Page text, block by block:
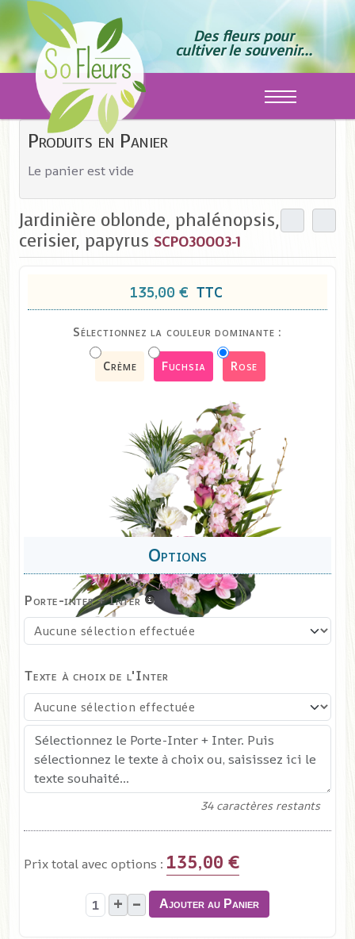
Des fleurs pour
cultiver le souvenir...
Off-Canvas
Jardinière oblonde, phalénopsis,
cerisier, papyrus SCPO30003-1
135,00 € TTC
Sélectionnez la couleur dominante :
Crème Fuchsia Rose
Porte-inter + Inter
Texte à choix de l'Inter
34caractères restants
Prix total avec options : 135,00 €
+ – Ajouter au Panier
Produits en Panier
Le panier est vide